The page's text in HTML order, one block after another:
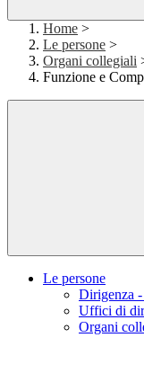
Home >
Le persone >
Organi collegiali
Funzione e
Le persone
Dirigenza
Uffici di
Organi